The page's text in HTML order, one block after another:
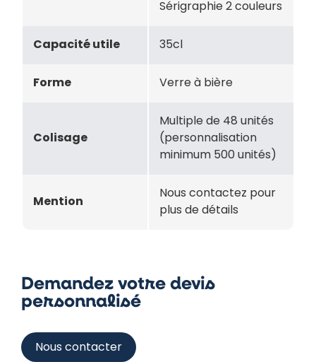
Sérigraphie 2 couleurs
Capacité utile 35cl
Forme Verre à bière
Colisage
Multiple de 48 unités
(personnalisation
minimum 500 unités)
Mention
Nous contactez pour
plus de détails
Demandez votre devis
personnalisé
Nous contacter